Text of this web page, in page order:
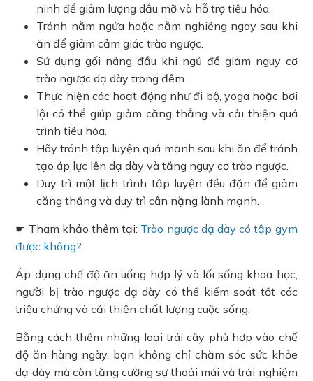
ninh để giảm lượng dầu mỡ và hỗ trợ tiêu hóa.
Tránh nằm ngửa hoặc nằm nghiêng ngay sau khi
ăn để giảm cảm giác trào ngược.
Sử dụng gối nâng đầu khi ngủ để giảm nguy cơ
trào ngược dạ dày trong đêm.
Thực hiện các hoạt động như đi bộ, yoga hoặc bơi
lội có thể giúp giảm căng thẳng và cải thiện quá
trình tiêu hóa.
Hãy tránh tập luyện quá mạnh sau khi ăn để tránh
tạo áp lực lên dạ dày và tăng nguy cơ trào ngược.
Duy trì một lịch trình tập luyện đều đặn để giảm
căng thẳng và duy trì cân nặng lành mạnh.
☛ Tham khảo thêm tại: Trào ngược dạ dày có tập gym
được không?
Áp dụng chế độ ăn uống hợp lý và lối sống khoa học,
người bị trào ngược dạ dày có thể kiểm soát tốt các
triệu chứng và cải thiện chất lượng cuộc sống.
Bằng cách thêm những loại trái cây phù hợp vào chế
độ ăn hàng ngày, bạn không chỉ chăm sóc sức khỏe
dạ dày mà còn tăng cường sự thoải mái và trải nghiệm